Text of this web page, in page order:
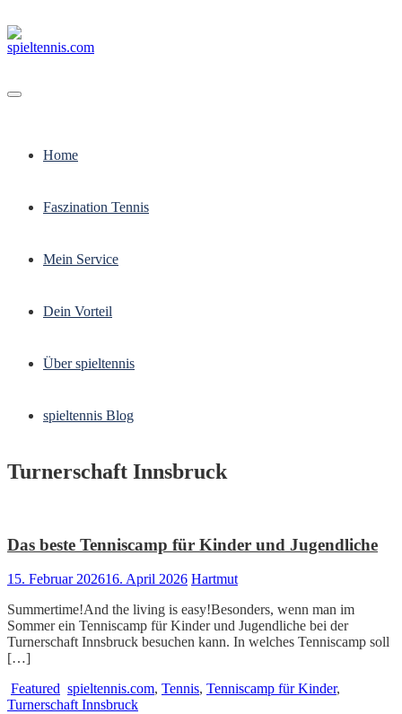
zum
Inhalt
Home
Faszination Tennis
Mein Service
Dein Vorteil
Über spieltennis
spieltennis Blog
Turnerschaft Innsbruck
Das beste Tenniscamp für Kinder und Jugendliche
15. Februar 202616. April 2026 Hartmut
Summertime!And the living is easy!Besonders, wenn man im
Sommer ein Tenniscamp für Kinder und Jugendliche bei der
Turnerschaft Innsbruck besuchen kann. In welches Tenniscamp soll
[…]
Featured spieltennis.com, Tennis, Tenniscamp für Kinder,
Turnerschaft Innsbruck